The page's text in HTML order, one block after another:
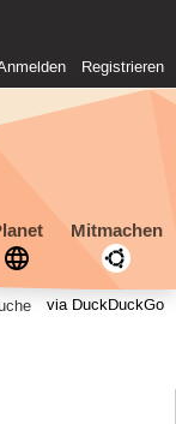
Registrieren
Mitmachen
via DuckDuckGo